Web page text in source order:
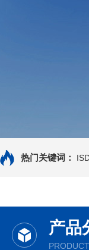
热门关键词：
产品